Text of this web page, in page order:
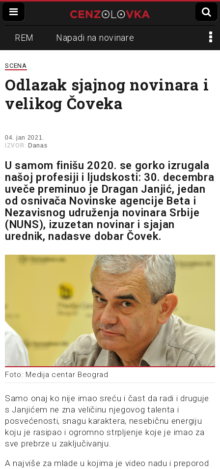
REM Napadi na novinare
Zvučni top
Propaganda Lokalni mediji
Informer Slavko Ćuruvija
SCENA
Odlazak sjajnog novinara i
velikog Čoveka
04. jan 2021.
IZVOR: Danas
U samom finišu 2020. se gorko izrugala
našoj profesiji i ljudskosti: 30. decembra
uveče preminuo je Dragan Janjić, jedan
od osnivača Novinske agencije Beta i
Nezavisnog udruženja novinara Srbije
(NUNS), izuzetan novinar i sjajan
urednik, nadasve dobar Čovek.
Foto: Medija centar Beograd
Samo onaj ko nije imao sreću i čast da radi i druguje
s Janjićem ne zna veličinu njegovog talenta i
posvećenosti, snagu karaktera, nesebičnu energiju
koju je rasipao i ogromno strpljenje koje je imao za
sve prebrze u zaključivanju.
A najviše za mlade u kojima je video nadu i preporod